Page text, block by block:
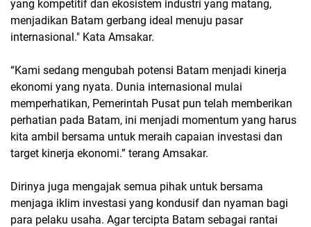
yang kompetitif dan ekosistem industri yang matang,
menjadikan Batam gerbang ideal menuju pasar
internasional." Kata Amsakar.
“Kami sedang mengubah potensi Batam menjadi kinerja
ekonomi yang nyata. Dunia internasional mulai
memperhatikan, Pemerintah Pusat pun telah memberikan
perhatian pada Batam, ini menjadi momentum yang harus
kita ambil bersama untuk meraih capaian investasi dan
target kinerja ekonomi.” terang Amsakar.
Dirinya juga mengajak semua pihak untuk bersama
menjaga iklim investasi yang kondusif dan nyaman bagi
para pelaku usaha. Agar tercipta Batam sebagai rantai